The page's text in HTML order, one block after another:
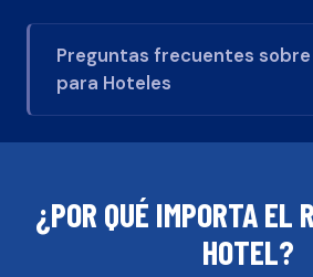
Preguntas frecuentes
para Hoteles
¿POR QUÉ IMPORTA EL
HOTEL?